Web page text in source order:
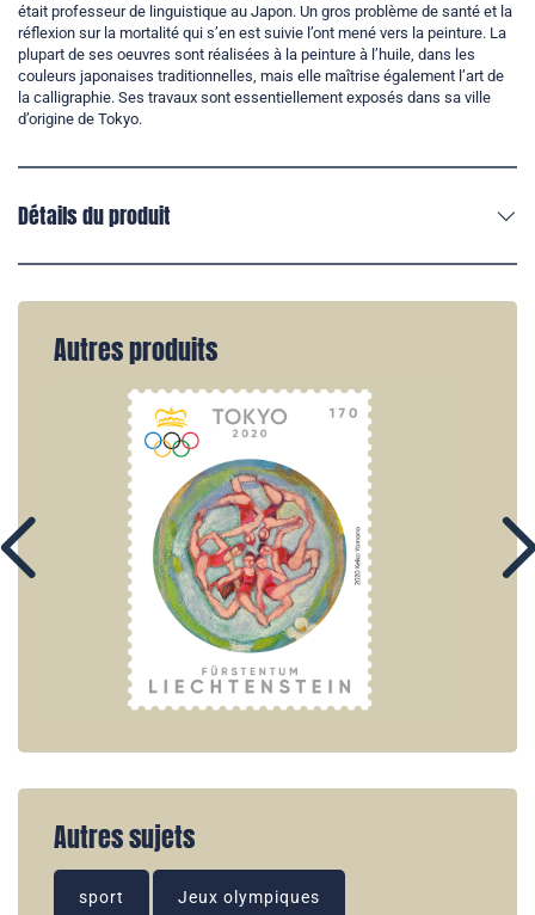
était professeur de linguistique au Japon. Un gros problème de santé et la
réflexion sur la mortalité qui s’en est suivie l’ont mené vers la peinture. La
plupart de ses oeuvres sont réalisées à la peinture à l’huile, dans les
couleurs japonaises traditionnelles, mais elle maîtrise également l’art de
la calligraphie. Ses travaux sont essentiellement exposés dans sa ville
d’origine de Tokyo.
Détails du produit
Autres produits
Autres sujets
sport Jeux olympiques